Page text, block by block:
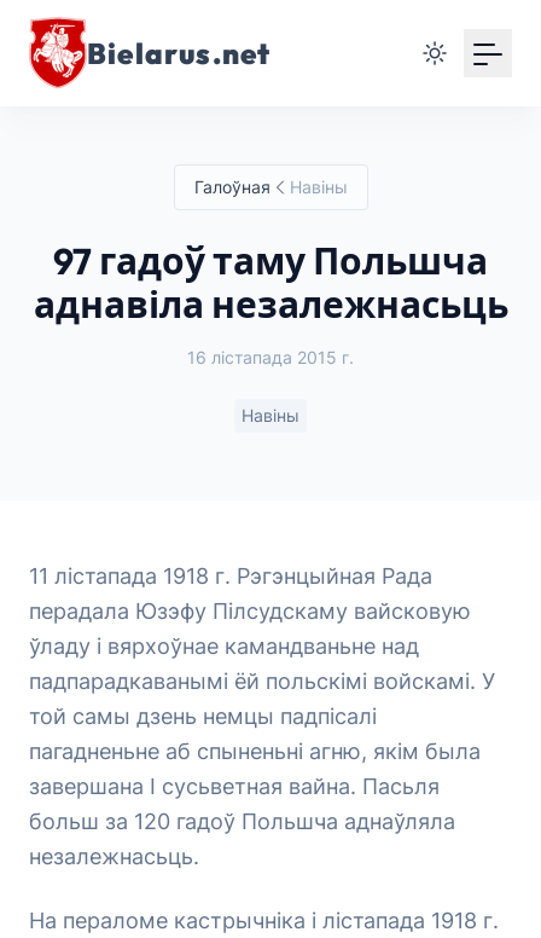
Bielarus.net
Галоўная Навіны
97 гадоў таму Польшча
аднавіла незалежнасьць
16 лістапада 2015 г.
Навіны
11 лістапада 1918 г. Рэгэнцыйная Рада
перадала Юзэфу Пілсудскаму вайсковую
ўладу і вярхоўнае камандваньне над
падпарадкаванымі ёй польскімі войскамі. У
той самы дзень немцы падпісалі
пагадненьне аб спыненьні агню, якім была
завершана І сусьветная вайна. Пасьля
больш за 120 гадоў Польшча аднаўляла
незалежнасьць.
На пераломе кастрычніка і лістапада 1918 г.